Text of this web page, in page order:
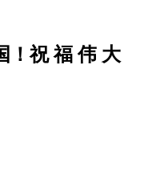
！祝 福 伟 大